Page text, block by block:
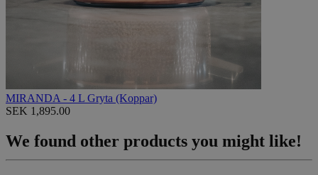
MIRANDA - 4 L Gryta (Koppar)
SEK 1,895.00
We found other products you might like!